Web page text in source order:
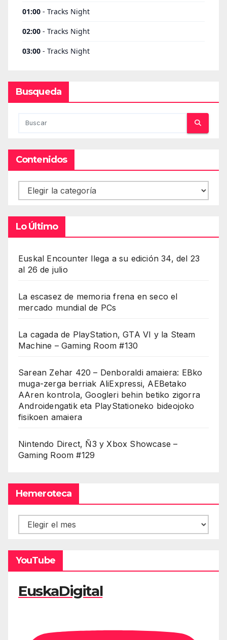
Busqueda
Contenidos
Contenidos
Lo Último
Euskal Encounter llega a su edición 34, del 23
al 26 de julio
La escasez de memoria frena en seco el
mercado mundial de PCs
La cagada de PlayStation, GTA VI y la Steam
Machine – Gaming Room #130
Sarean Zehar 420 – Denboraldi amaiera: EBko
muga-zerga berriak AliExpressi, AEBetako
AAren kontrola, Googleri behin betiko zigorra
Androidengatik eta PlayStationeko bideojoko
fisikoen amaiera
Nintendo Direct, Ñ3 y Xbox Showcase –
Gaming Room #129
Hemeroteca
Hemeroteca
YouTube
EuskaDigital